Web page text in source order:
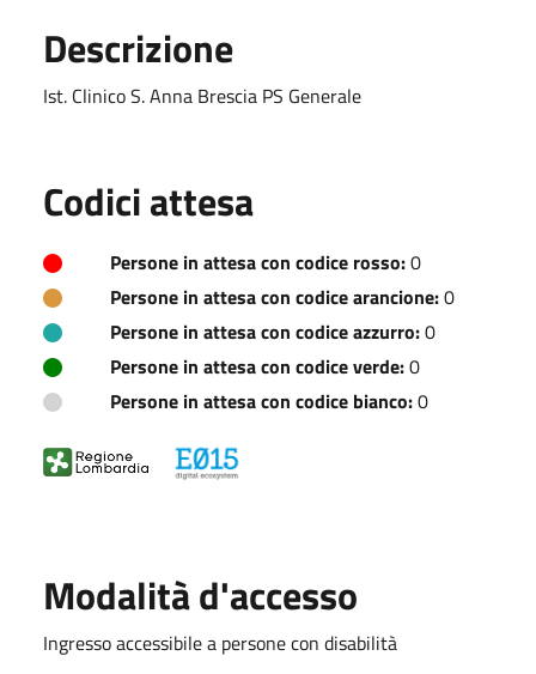
Descrizione
Ist. Clinico S. Anna Brescia PS Generale
Codici attesa
Persone in attesa con codice rosso:0
Persone in attesa con codice arancione:0
Persone in attesa con codice azzurro:0
Persone in attesa con codice verde:0
Persone in attesa con codice bianco:0
Modalità d'accesso
Ingresso accessibile a persone con disabilità